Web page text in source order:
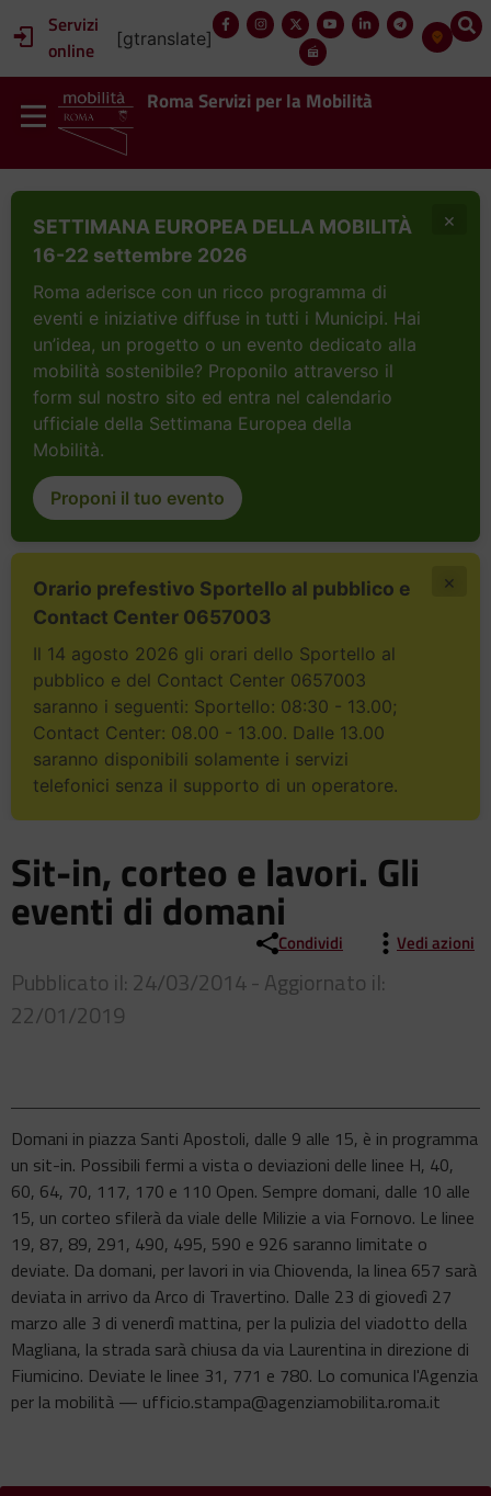
Servizi
online
[gtranslate]
Roma Servizi per la Mobilità
SETTIMANA EUROPEA DELLA MOBILITÀ
16-22 settembre 2026
Roma aderisce con un ricco programma di
eventi e iniziative diffuse in tutti i Municipi. Hai
un’idea, un progetto o un evento dedicato alla
mobilità sostenibile? Proponilo attraverso il
form sul nostro sito ed entra nel calendario
ufficiale della Settimana Europea della
Mobilità.
Proponi il tuo evento
×
Orario prefestivo Sportello al pubblico e
Contact Center 0657003
Il 14 agosto 2026 gli orari dello Sportello al
pubblico e del Contact Center 0657003
saranno i seguenti: Sportello: 08:30 - 13.00;
Contact Center: 08.00 - 13.00. Dalle 13.00
saranno disponibili solamente i servizi
telefonici senza il supporto di un operatore.
×
Sit-in, corteo e lavori. Gli
eventi di domani
Condividi Vedi azioni
Pubblicato il: 24/03/2014 - Aggiornato il:
22/01/2019
Domani in piazza Santi Apostoli, dalle 9 alle 15, è in programma
un sit-in. Possibili fermi a vista o deviazioni delle linee H, 40,
60, 64, 70, 117, 170 e 110 Open. Sempre domani, dalle 10 alle
15, un corteo sfilerà da viale delle Milizie a via Fornovo. Le linee
19, 87, 89, 291, 490, 495, 590 e 926 saranno limitate o
deviate. Da domani, per lavori in via Chiovenda, la linea 657 sarà
deviata in arrivo da Arco di Travertino. Dalle 23 di giovedì 27
marzo alle 3 di venerdì mattina, per la pulizia del viadotto della
Magliana, la strada sarà chiusa da via Laurentina in direzione di
Fiumicino. Deviate le linee 31, 771 e 780. Lo comunica l'Agenzia
per la mobilità — ufficio.stampa@agenziamobilita.roma.it